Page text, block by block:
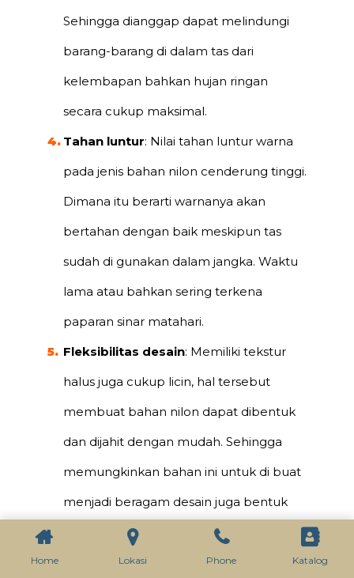
Sehingga dianggap dapat melindungi
barang-barang di dalam tas dari
kelembapan bahkan hujan ringan
secara cukup maksimal.
Tahan luntur: Nilai tahan luntur warna
pada jenis bahan nilon cenderung tinggi.
Dimana itu berarti warnanya akan
bertahan dengan baik meskipun tas
sudah di gunakan dalam jangka. Waktu
lama atau bahkan sering terkena
paparan sinar matahari.
Fleksibilitas desain: Memiliki tekstur
halus juga cukup licin, hal tersebut
membuat bahan nilon dapat dibentuk
dan dijahit dengan mudah. Sehingga
memungkinkan bahan ini untuk di buat
menjadi beragam desain juga bentuk
dalam pembuatan tas ransel.
Home Lokasi Phone Katalog